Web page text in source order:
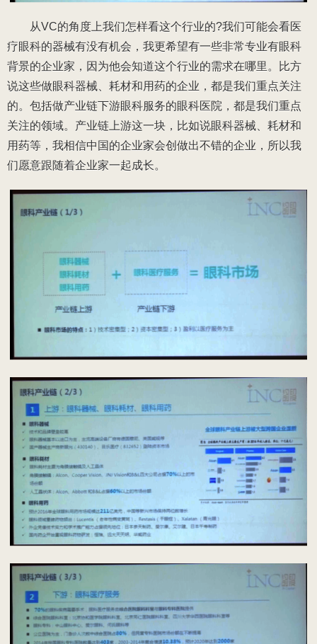
从VC的角度上我们怎样看这个行业的?我们可能会看医
疗眼科的器械有没有机会，我更希望有一些非常专业有眼科
背景的企业家，因为他会知道这个行业的需求在哪里。比方
说这些做眼科器械、耗材和用药的企业，都是我们重点关注
的。包括做产业链下游眼科服务的眼科医院，都是我们重点
关注的领域。产业链上游这一块，比如说眼科器械、耗材和
用药等，我相信中国的企业家会创做出不错的企业，所以我
们愿意跟随着企业家一起成长。